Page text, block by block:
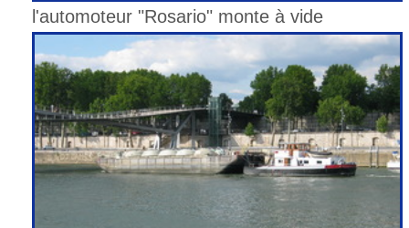
l'automoteur "Rosario" monte à vide